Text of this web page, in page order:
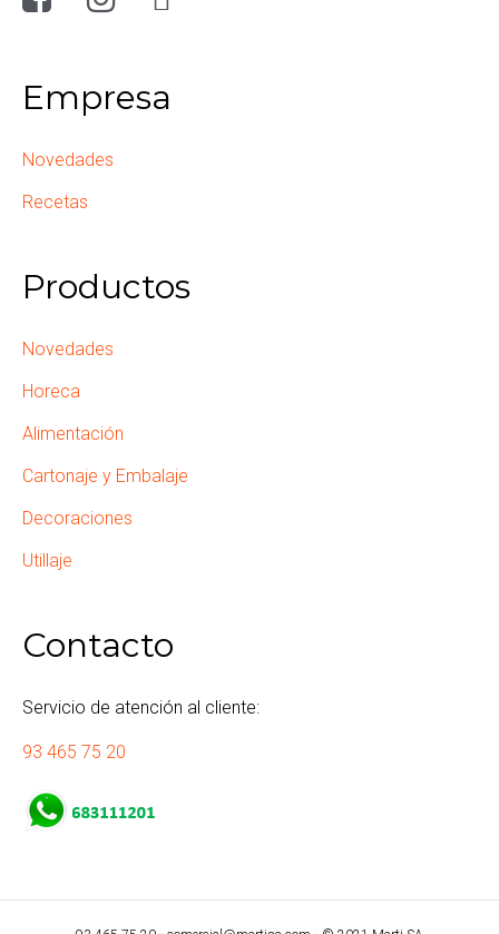
Empresa
Novedades
Recetas
Productos
Novedades
Horeca
Alimentación
Cartonaje y Embalaje
Decoraciones
Utillaje
Contacto
Servicio de atención al cliente:
93 465 75 20